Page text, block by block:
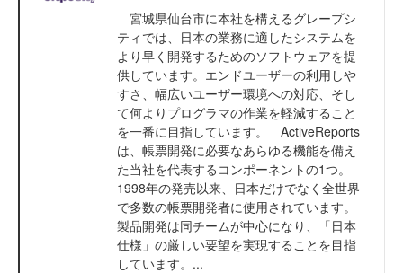
宮城県仙台市に本社を構えるグレープシ
ティでは、日本の業務に適したシステムを
より早く開発するためのソフトウェアを提
供しています。エンドユーザーの利用しや
すさ、幅広いユーザー環境への対応、そし
て何よりプログラマの作業を軽減すること
を一番に目指しています。 ActiveReports
は、帳票開発に必要なあらゆる機能を備え
た当社を代表するコンポーネントの1つ。
1998年の発売以来、日本だけでなく全世界
で多数の帳票開発者に使用されています。
製品開発は同チームが中心になり、「日本
仕様」の厳しい要望を実現することを目指
しています。...